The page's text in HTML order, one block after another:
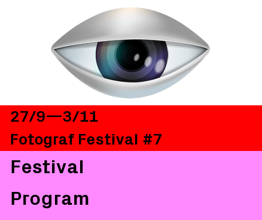
27/9—3/11
Fotograf Festival #7
Festival
Program